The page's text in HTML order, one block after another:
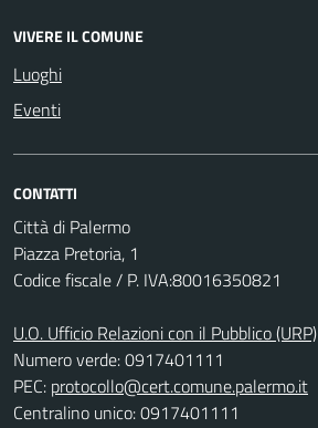
VIVERE IL COMUNE
Luoghi
Eventi
CONTATTI
Città di Palermo
Piazza Pretoria, 1
Codice fiscale / P. IVA:80016350821
U.O. Ufficio Relazioni con il Pubblico (URP)
Numero verde: 0917401111
PEC: protocollo@cert.comune.palermo.it
Centralino unico: 0917401111